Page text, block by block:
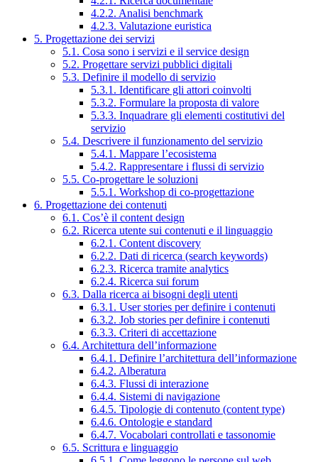
4.2.2. Analisi benchmark
4.2.3. Valutazione euristica
5. Progettazione dei servizi
5.1. Cosa sono i servizi e il service design
5.2. Progettare servizi pubblici digitali
5.3. Definire il modello di servizio
5.3.1. Identificare gli attori coinvolti
5.3.2. Formulare la proposta di valore
5.3.3. Inquadrare gli elementi costitutivi del
servizio
5.4. Descrivere il funzionamento del servizio
5.4.1. Mappare l’ecosistema
5.4.2. Rappresentare i flussi di servizio
5.5. Co-progettare le soluzioni
5.5.1. Workshop di co-progettazione
6. Progettazione dei contenuti
6.1. Cos’è il content design
6.2. Ricerca utente sui contenuti e il linguaggio
6.2.1. Content discovery
6.2.2. Dati di ricerca (search keywords)
6.2.3. Ricerca tramite analytics
6.2.4. Ricerca sui forum
6.3. Dalla ricerca ai bisogni degli utenti
6.3.1. User stories per definire i contenuti
6.3.2. Job stories per definire i contenuti
6.3.3. Criteri di accettazione
6.4. Architettura dell’informazione
6.4.1. Definire l’architettura dell’informazione
6.4.2. Alberatura
6.4.3. Flussi di interazione
6.4.4. Sistemi di navigazione
6.4.5. Tipologie di contenuto (content type)
6.4.6. Ontologie e standard
6.4.7. Vocabolari controllati e tassonomie
6.5. Scrittura e linguaggio